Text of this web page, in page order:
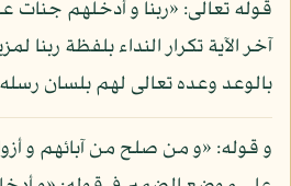
قوله تعالى: «ربنا و أدخلهم جنات
آخر الآية تكرار النداء بلفظة ربنا
بالوعد وعده تعالى لهم بلسان رسله
و قوله: «و من صلح من آبائهم و